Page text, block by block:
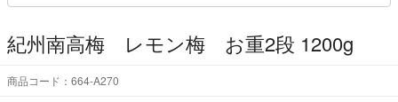
紀州南高梅 レモン梅 お重2段 1200g
商品コード：664-A270